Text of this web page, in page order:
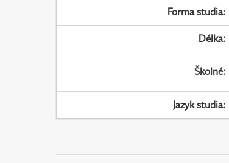
Forma studia:
Délka:
Školné:
Jazyk studia: